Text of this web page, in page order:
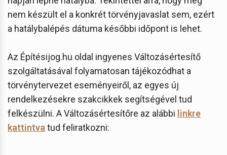
nem készült el a konkrét törvényjavaslat sem, ezért
a hatálybalépés dátuma későbbi időpont is lehet.
Az Építésijog.hu oldal ingyenes Változásértesítő
szolgáltatásával folyamatosan tájékozódhat a
törvénytervezet eseményeiről, az egyes új
rendelkezésekre szakcikkek segítségével tud
felkészülni. A Változásértesítőre az alábbi linkre
kattintva tud feliratkozni: